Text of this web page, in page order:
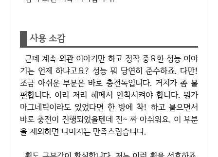
사용 소감
근데 계속 외관 이야기만 하고 정작 중요한 성능 이야
기는 언제 하냐고요? 성능 뭐 당연히 준수하죠. 다만!
조금 아쉬운 부분은 바로 충전독입니다. 거치가 좀 불
편합니다. 이리 저리 헤메서 안착시켜야 합니다. 뭔가
마그네틱이라도 있었다면 한 방에 착! 하고 붙으면서
바로 충전이 진행되었을텐데 진~ 짜 아쉬워요. 이 부분
을 제외하면 나머지는 만족스럽습니다.